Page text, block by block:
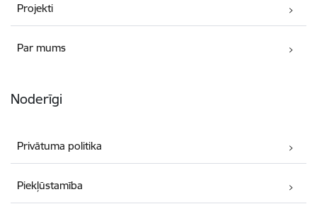
Projekti
Par mums
Noderīgi
Privātuma politika
Piekļūstamība